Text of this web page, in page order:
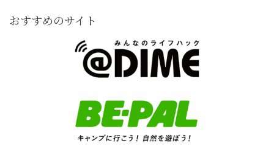
おすすめのサイト